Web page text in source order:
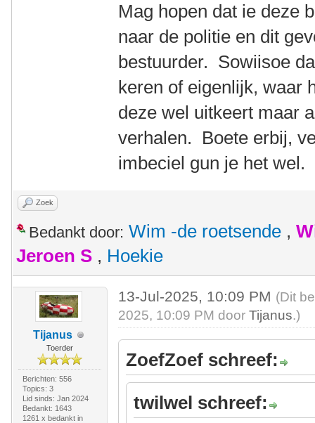
Mag hopen dat ie deze
naar de politie en dit
bestuurder. Sowiisoe
keren of eigenlijk, waar
deze wel uitkeert maar
verhalen. Boete erbij,
imbeciel gun je het wel.
Zoek
Bedankt door: Wim -de roetsende ,
Jeroen S , Hoekie
Tijanus
Toerder
Berichten: 556
Topics: 3
Lid sinds: Jan 2024
Bedankt: 1643
1261 x bedankt in
13-Jul-2025, 10:09 PM (Dit
2025, 10:09 PM doorTijanus.)
ZoefZoef schreef:
twilwel schreef: